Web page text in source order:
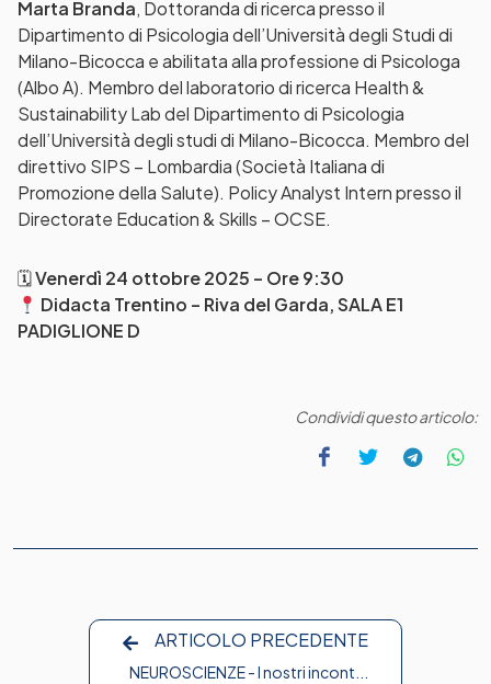
Marta Branda, Dottoranda di ricerca presso il
Dipartimento di Psicologia dell’Università degli Studi di
Milano-Bicocca e abilitata alla professione di Psicologa
(Albo A). Membro del laboratorio di ricerca Health &
Sustainability Lab del Dipartimento di Psicologia
dell’Università degli studi di Milano-Bicocca. Membro del
direttivo SIPS – Lombardia (Società Italiana di
Promozione della Salute). Policy Analyst Intern presso il
Directorate Education & Skills – OCSE.
🗓Venerdì 24 ottobre 2025 – Ore 9:30
Didacta Trentino – Riva del Garda, SALA E1
PADIGLIONE D
Condividi questo articolo:
ARTICOLO PRECEDENTE
NEUROSCIENZE - I nostri incont...